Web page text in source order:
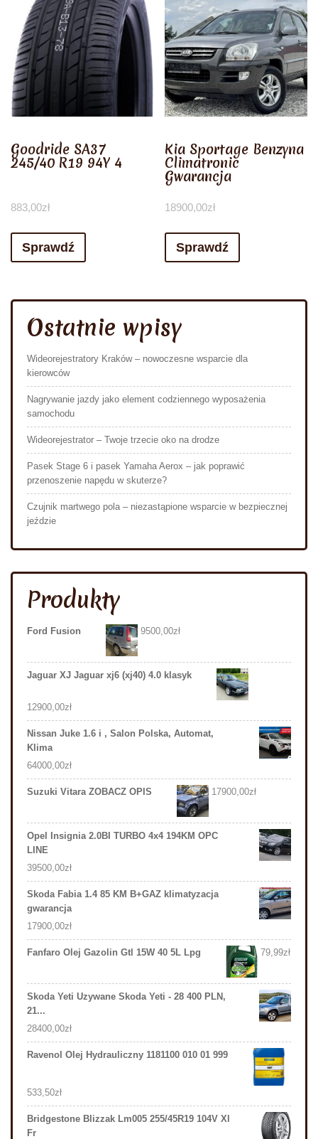
Goodride SA37
245/40 R19 94Y 4
883,00zł
Sprawdź
Kia Sportage Benzyna
Climatronic
Gwarancja
18900,00zł
Sprawdź
Ostatnie wpisy
Wideorejestratory Kraków – nowoczesne wsparcie dla
kierowców
Nagrywanie jazdy jako element codziennego wyposażenia
samochodu
Wideorejestrator – Twoje trzecie oko na drodze
Pasek Stage 6 i pasek Yamaha Aerox – jak poprawić
przenoszenie napędu w skuterze?
Czujnik martwego pola – niezastąpione wsparcie w bezpiecznej
jeździe
Produkty
Ford Fusion 9500,00zł
Jaguar XJ Jaguar xj6 (xj40) 4.0 klasyk
12900,00zł
Nissan Juke 1.6 i , Salon Polska, Automat,
Klima
64000,00zł
Suzuki Vitara ZOBACZ OPIS 17900,00zł
Opel Insignia 2.0BI TURBO 4x4 194KM OPC
LINE
39500,00zł
Skoda Fabia 1.4 85 KM B+GAZ klimatyzacja
gwarancja
17900,00zł
Fanfaro Olej Gazolin Gtl 15W 40 5L Lpg 79,99zł
Skoda Yeti Uzywane Skoda Yeti - 28 400 PLN,
21...
28400,00zł
Ravenol Olej Hydrauliczny 1181100 010 01 999
533,50zł
Bridgestone Blizzak Lm005 255/45R19 104V Xl
Fr